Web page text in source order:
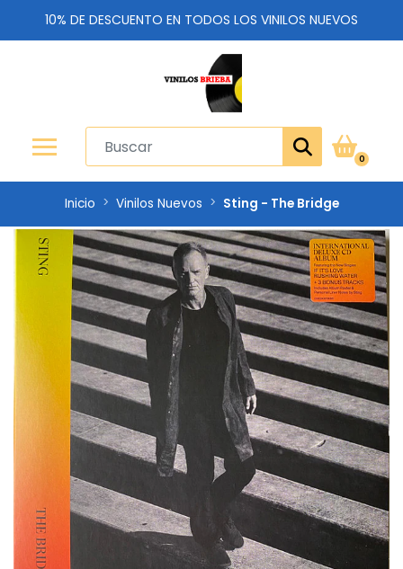
10% DE DESCUENTO EN TODOS LOS VINILOS NUEVOS
0
Inicio Vinilos Nuevos Sting - The Bridge